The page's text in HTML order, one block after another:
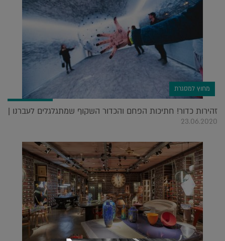
מחוץ למסגרת
זהירות כדור! חתיכות הפחם והכדור השקוף שמתגלגלים לעברנו |
23.06.2020